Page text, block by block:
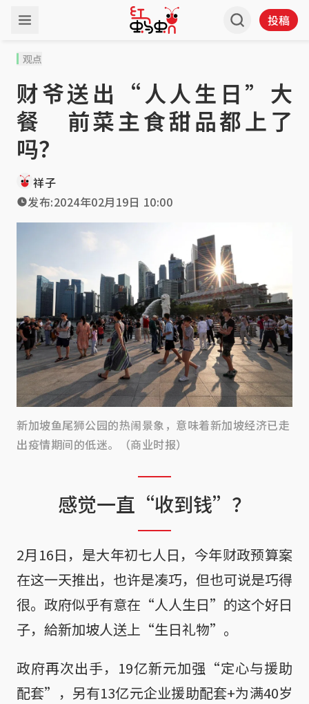
投稿
观点
财爷送出“人人生日”大
餐 前菜主食甜品都上了
吗？
祥子
发布:2024年02月19日 10:00
新加坡鱼尾狮公园的热闹景象，意味着新加坡经济已走
出疫情期间的低迷。（商业时报）
感觉一直“收到钱”？
2月16日，是大年初七人日，今年财政预算案
在这一天推出，也许是凑巧，但也可说是巧得
很。政府似乎有意在“人人生日”的这个好日
子，給新加坡人送上“生日礼物”。
政府再次出手，19亿新元加强“定心与援助
配套”，另有13亿元企业援助配套+为满40岁